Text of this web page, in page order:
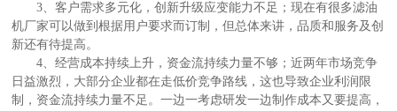
3、客户需求多元化，创新升级应变能力不足；现在有很多滤油
机厂家可以做到根据用户要求而订制，但总体来讲，品质和服务及创
新还有待提高。
4、经营成本持续上升，资金流持续力量不够；近两年市场竞争
日益激烈，大部分企业都在走低价竞争路线，这也导致企业利润限
制，资金流持续力量不足。一边一考虑研发一边制作成本又要提高，